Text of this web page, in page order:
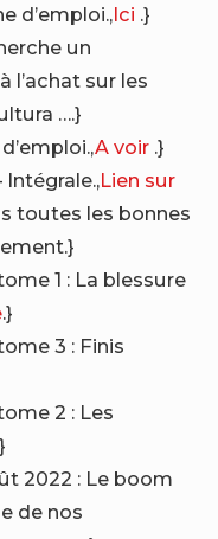
d’emploi.,Ici .}
un
l’achat sur les
….}
A voir .}
Intégrale.,Lien sur
toutes les bonnes
1 : La blessure
.}
3 : Finis
2 : Les
2022 : Le boom
de nos